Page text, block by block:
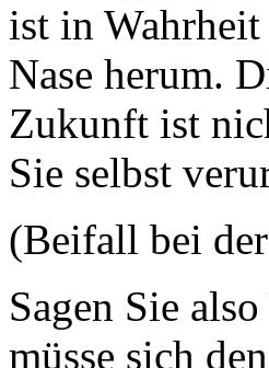
ist in
Nase herum.
Zukunft ist
Sie selbst
(Beifall bei
Sagen Sie
müsse sich